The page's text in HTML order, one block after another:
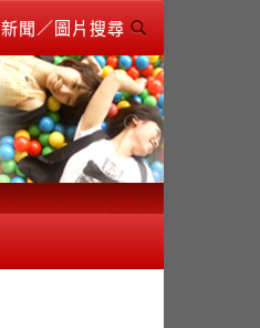
新聞／圖片搜尋